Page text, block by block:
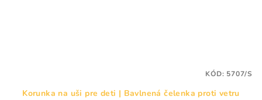
Korunka na uši pre deti | Bavlnená čelenka proti vetru
KÓD: 5707/S